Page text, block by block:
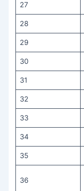
27
28
29
30
31
32
33
34
35
36